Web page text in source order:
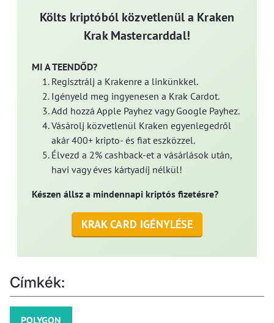
Költs kriptóból közvetlenül a Kraken
Krak Mastercarddal!
MI A TEENDŐD?
Regisztrálj a Krakenre a linkünkkel.
Igényeld meg ingyenesen a Krak Cardot.
Add hozzá Apple Payhez vagy Google Payhez.
Vásárolj közvetlenül Kraken egyenlegedről
akár 400+ kripto- és fiat eszközzel.
Élvezd a 2% cashback-et a vásárlások után,
havi vagy éves kártyadíj nélkül!
Készen állsz a mindennapi kriptós fizetésre?
KRAK CARD IGÉNYLÉSE
Címkék:
POLYGON